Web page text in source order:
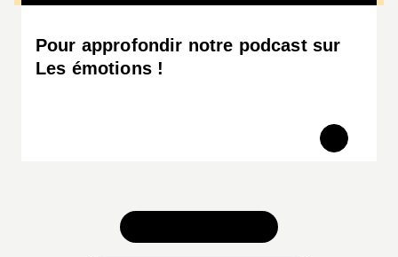
Pour approfondir notre podcast sur
Les émotions !